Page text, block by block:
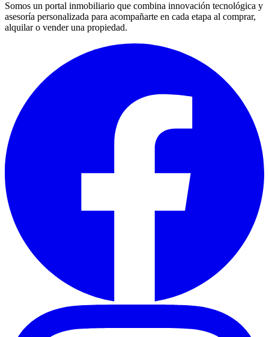
Somos un portal inmobiliario que combina innovación tecnológica y
asesoría personalizada para acompañarte en cada etapa al comprar,
alquilar o vender una propiedad.